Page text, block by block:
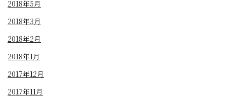
2018年5月
2018年3月
2018年2月
2018年1月
2017年12月
2017年11月